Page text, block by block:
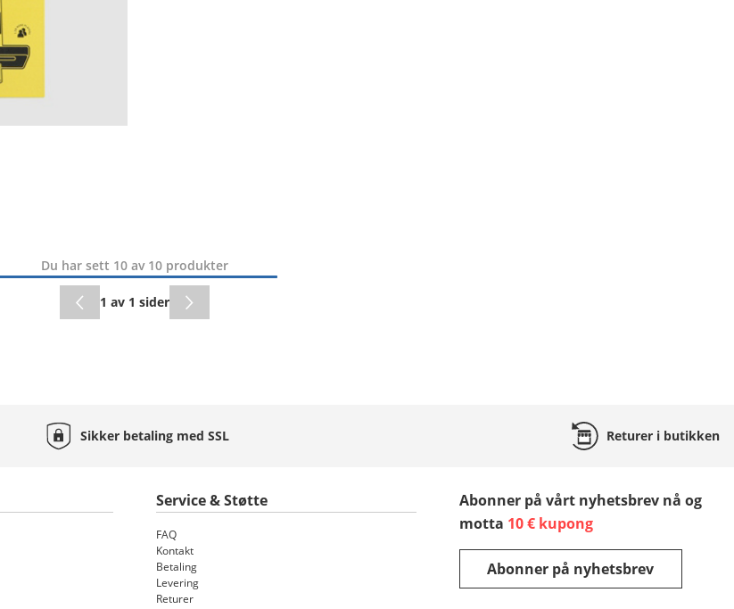
Du har sett 10 av 10 produkter
1 av 1 sider
Sikker betaling medSSL Retureri butikken
Service & Støtte
FAQ
Kontakt
Betaling
Levering
Returer
Abonner på vårt nyhetsbrev nå og
motta 10 € kupong
Abonner på nyhetsbrev